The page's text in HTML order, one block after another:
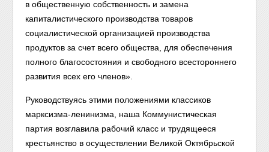
в общественную собственность и замена
капиталистического производства товаров
социалистической организацией производства
продуктов за счет всего общества, для обеспечения
полного благосостояния и свободного всестороннего
развития всех его членов».
Руководствуясь этими положениями классиков
марксизма-ленинизма, наша Коммунистическая
партия возглавила рабочий класс и трудящееся
крестьянство в осуществлении Великой Октябрьской